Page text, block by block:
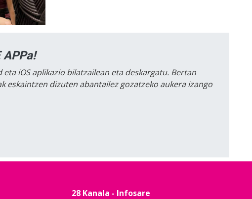
APPa!
iOS aplikazio bilatzailean eta deskargatu. Bertan
eskaintzen dizuten abantailez gozatzeko aukera izango
28 Kanala - Infosare